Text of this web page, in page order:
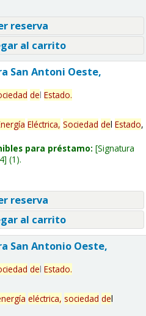
reserva
al carrito
San Antoni Oeste,
del Estado.
Eléctrica, Sociedad del Estado,
para préstamo: Signatura
(1).
reserva
al carrito
San Antonio Oeste,
del Estado.
eléctrica, sociedad del